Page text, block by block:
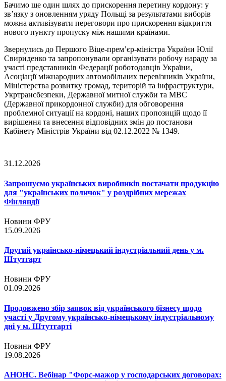
Бачимо ще один шлях до прискорення перетину кордону: у
зв’язку з оновленням уряду Польщі за результатами виборів
можна активізувати переговори про прискорення відкриття
нового пункту пропуску між нашими країнами.
Звернулись до Першого Віце-прем’єр-міністра України Юлії
Свириденко та запропонували організувати робочу нараду за
участі представників Федерації роботодавців України,
Асоціації міжнародних автомобільних перевізників України,
Міністерства розвитку громад, територій та інфраструктури,
Укртрансбезпеки, Державної митної служби та МВС
(Державної прикордонної служби) для обговорення
проблемної ситуації на кордоні, наших пропозицій щодо її
вирішення та внесення відповідних змін до постанови
Кабінету Міністрів України від 02.12.2022 № 1349.
31.12.2026
Запрошуємо українських виробників постачати продукцію
для "українських поличок" у роздрібних мережах
Фінляндії
Новини ФРУ
15.09.2026
Другий українсько-німецький індустріальний день у м.
Штутгарт
Новини ФРУ
01.09.2026
Продовжено збір заявок від українського бізнесу щодо
участі у Другому українсько-німецькому індустріальному
дні у м. Штутгарті
Новини ФРУ
19.08.2026
АНОНС. Вебінар "Форс-мажор у господарських договорах: